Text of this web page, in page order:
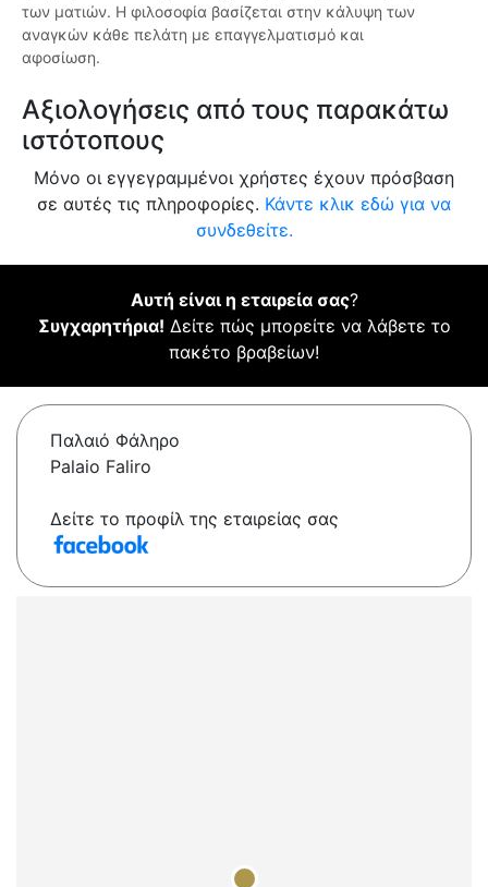
των ματιών. Η φιλοσοφία βασίζεται στην κάλυψη των
αναγκών κάθε πελάτη με επαγγελματισμό και
αφοσίωση.
Αξιολογήσεις από τους παρακάτω
ιστότοπους
Μόνο οι εγγεγραμμένοι χρήστες έχουν πρόσβαση
σε αυτές τις πληροφορίες. Κάντε κλικ εδώ για να
συνδεθείτε.
Αυτή είναι η εταιρεία σας?
Συγχαρητήρια! Δείτε πώς μπορείτε να λάβετε το
πακέτο βραβείων!
Παλαιό Φάληρο
Palaio Faliro
Δείτε το προφίλ της εταιρείας σας